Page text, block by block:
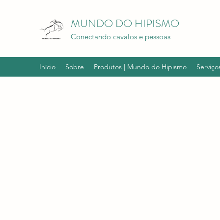
MUNDO DO HIPISMO
Conectando cavalos e pessoas
Início Sobre Produtos | Mundo do Hipismo